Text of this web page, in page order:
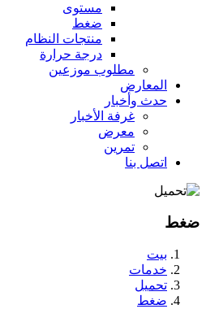
مستوى
ضغط
منتجات النظام
درجة حرارة
مطلوب موزعين
المعارض
حدث وأخبار
غرفة الأخبار
معرض
تمرين
اتصل بنا
ضغط
بيت
خدمات
تحميل
ضغط